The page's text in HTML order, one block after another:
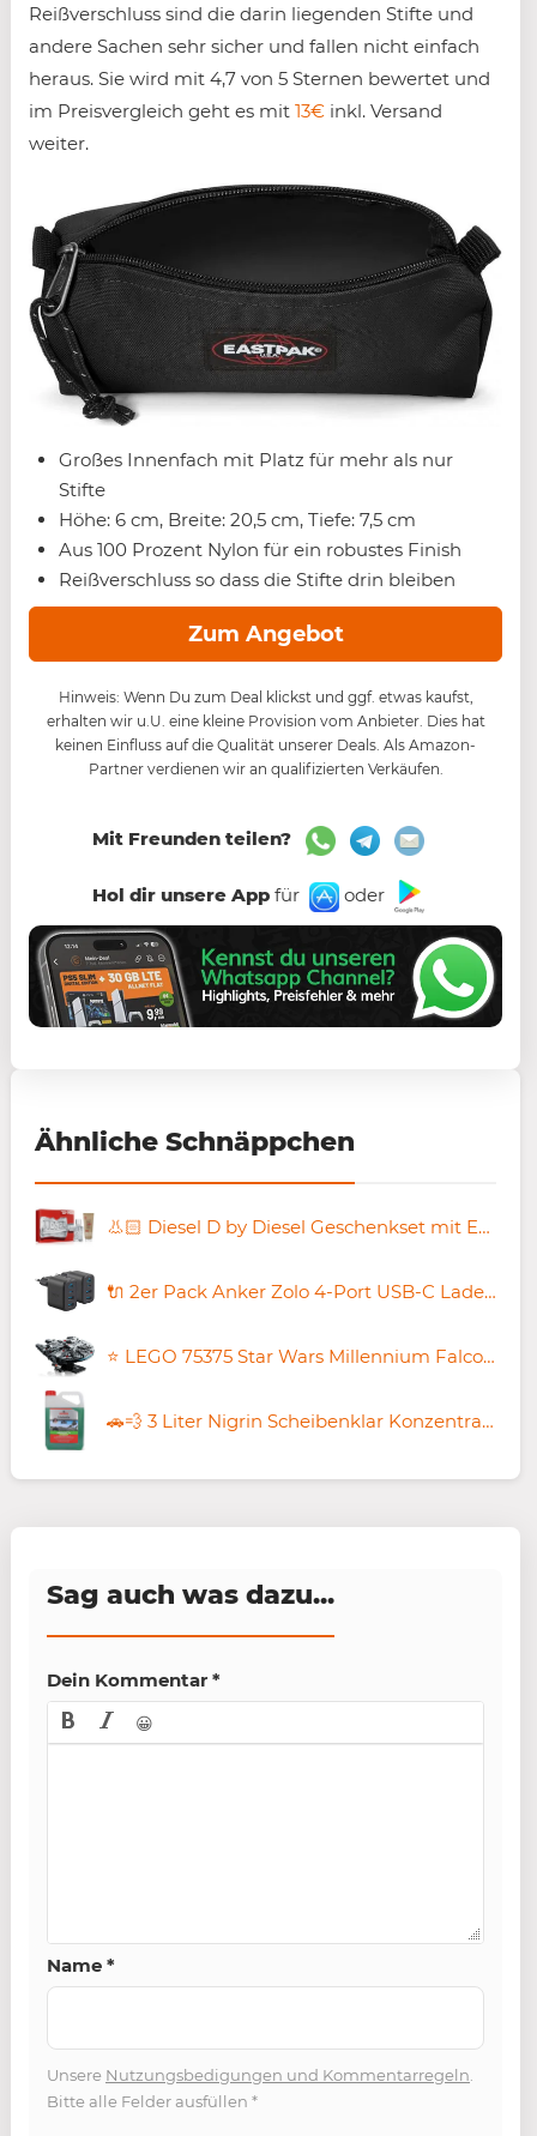
Reißverschluss sind die darin liegenden Stifte und
andere Sachen sehr sicher und fallen nicht einfach
heraus. Sie wird mit 4,7 von 5 Sternen bewertet und
im Preisvergleich geht es mit 13€ inkl. Versand
weiter.
Großes Innenfach mit Platz für mehr als nur
Stifte
Höhe: 6 cm, Breite: 20,5 cm, Tiefe: 7,5 cm
Aus 100 Prozent Nylon für ein robustes Finish
Reißverschluss so dass die Stifte drin bleiben
Zum Angebot
Hinweis: Wenn Du zum Deal klickst und ggf. etwas kaufst,
erhalten wir u.U. eine kleine Provision vom Anbieter. Dies hat
keinen Einfluss auf die Qualität unserer Deals. Als Amazon-
Partner verdienen wir an qualifizierten Verkäufen.
Mit Freunden teilen?
Hol dir unsere Appfür oder
Ähnliche Schnäppchen
👃🏻 Diesel D by Diesel Geschenkset mit EdT 30 ml & Duschgel 75 ml für 30,15€ (statt 38€)
🔌 2er Pack Anker Zolo 4-Port USB-C Ladegerät mit 50W für 25,97€ (statt 40€)
⭐ LEGO 75375 Star Wars Millennium Falcon für 53,99€ (statt 60€)
🚗💨 3 Liter Nigrin Scheibenklar Konzentrat Apfel für 7,19€ (statt 13€)
Sag auch was dazu...
Dein Kommentar *
😀
Name *
Unsere Nutzungsbedigungen und Kommentarregeln.
Bitte alle Felder ausfüllen *